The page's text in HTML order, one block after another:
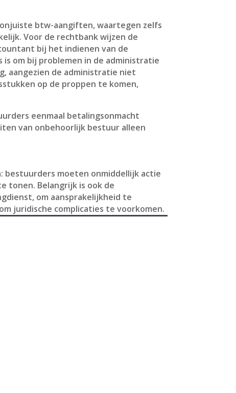
btw-aangiften, waartegen zelfs
Voor de rechtbank wijzen de
bij het indienen van de
om bij problemen in de administratie
aangezien de administratie niet
op de proppen te komen,
eenmaal betalingsonmacht
van onbehoorlijk bestuur alleen
bestuurders moeten onmiddellijk actie
tonen. Belangrijk is ook de
om aansprakelijkheid te
juridische complicaties te voorkomen.